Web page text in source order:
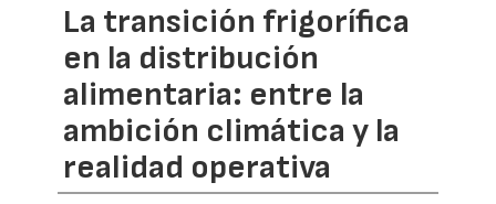
La transición frigorífica
en la distribución
alimentaria: entre la
ambición climática y la
realidad operativa